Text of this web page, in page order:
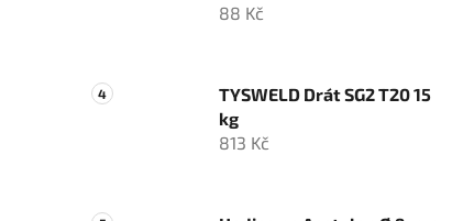
88 Kč
TYSWELD Drát SG2 T20 15
kg
813 Kč